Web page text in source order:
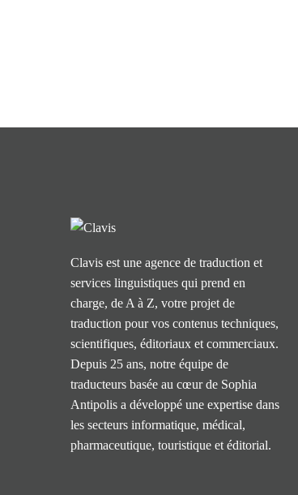
Clavis est une agence de traduction et
services linguistiques qui prend en
charge, de A à Z, votre projet de
traduction pour vos contenus techniques,
scientifiques, éditoriaux et commerciaux.
Depuis 25 ans, notre équipe de
traducteurs basée au cœur de Sophia
Antipolis a développé une expertise dans
les secteurs informatique, médical,
pharmaceutique, touristique et éditorial.